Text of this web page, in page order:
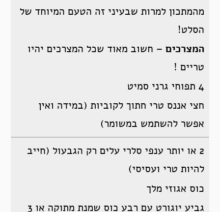
מהמתכון למרות שבעיני זה הטעם המיוחד של
הסלט!
המצרכים – חשוב מאוד שכל המצרכים יהיו
טריים !
4 תפוחי גרני סמיט
חצי אננס טרי חתוך לקוביות (במידה ואין
אפשר להשתמש במשומר)
2 או יותר ענפי סלרי עלים רק הגבעול (חייב
להיות טרי ועסיסי)
כוס אגוזי מלך
גביע יוגורט עם רבע כוס שמנת מתוקה או 3